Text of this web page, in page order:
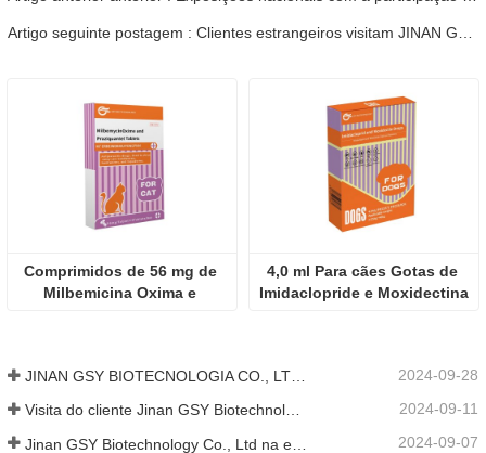
Comprimidos de 56 mg de
Milbemicina Oxima e
4,0 ml Para cães Gotas de
Imidaclopride e Moxidectina
2024-09-28
Visita do cliente Jinan GSY Biotechnology Co., Ltd 2024-09-11
2024-09-07